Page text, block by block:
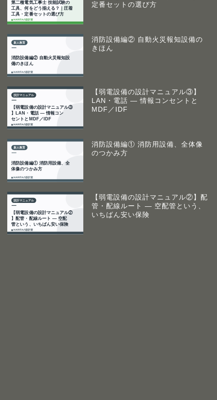
定番セットの選び方
消防設備編② 自動火災報知設備の
きほん
【弱電設備の設計マニュアル③】
LAN・電話 ― 情報コンセントと
MDF／IDF
消防設備編① 消防用設備、全体像
のつかみ方
【弱電設備の設計マニュアル②】配
管・配線ルート ― 空配管という、
いちばん安い保険